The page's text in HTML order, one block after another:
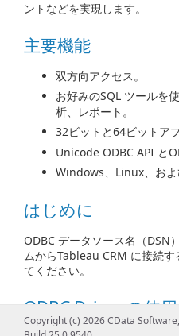
ントなどを実現します。
主要機能
双方向アクセス。
お好みのSQL ツールを
析、レポート。
32ビットと64ビットア
Unicode ODBC API と
Windows、Linux、およ
はじめに
ODBC データソース名（DSN
ムからTableau CRM に接続す
てください。
ODBC Driver の使
Copyright (c) 2026 CData